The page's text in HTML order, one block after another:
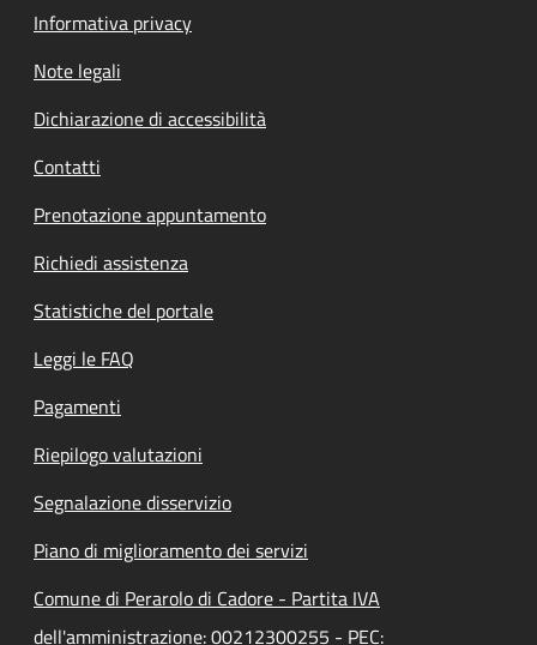
Informativa privacy
Note legali
Dichiarazione di accessibilità
Contatti
Prenotazione appuntamento
Richiedi assistenza
Statistiche del portale
Leggi le FAQ
Pagamenti
Riepilogo valutazioni
Segnalazione disservizio
Piano di miglioramento dei servizi
Comune di Perarolo di Cadore - Partita IVA
dell'amministrazione: 00212300255 - PEC: